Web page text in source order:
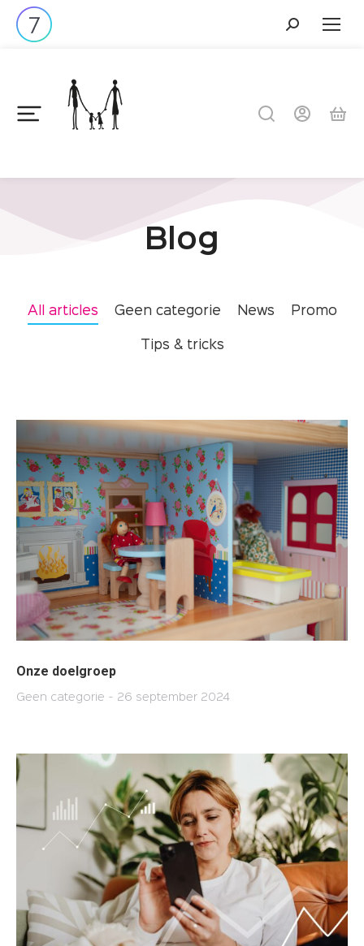
Blog
All articles Geen categorie News Promo
Tips & tricks
Onze doelgroep
Geen categorie 26 september 2024